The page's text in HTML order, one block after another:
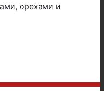
орехами и